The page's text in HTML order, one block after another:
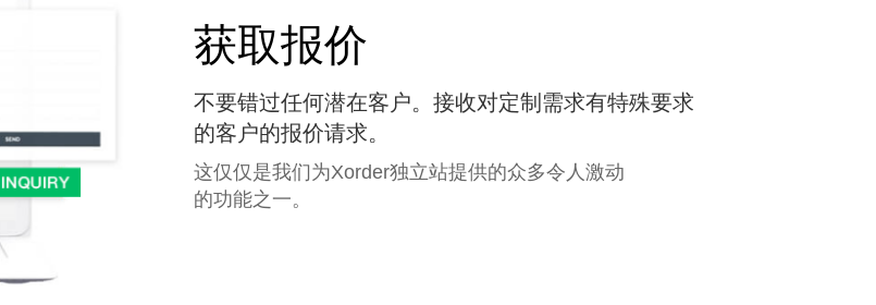
获取报价
不要错过任何潜在客户。接收对定制需求有特殊要求
的客户的报价请求。
这仅仅是我们为Xorder独立站提供的众多令人激动
的功能之一。